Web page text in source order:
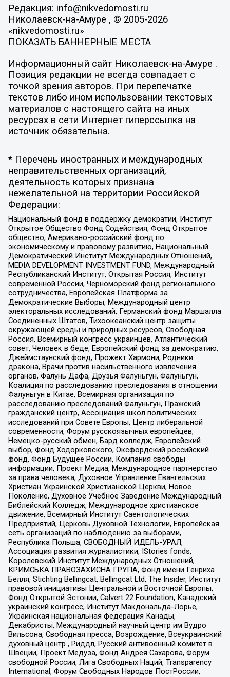
Редакция: info@nikvedomosti.ru
Николаевск-на-Амуре , © 2005-2026
«nikvedomosti.ru»
ПОКАЗАТЬ БАННЕРНЫЕ МЕСТА
Информационный сайт Николаевск-на-Амуре .
Позиция редакции не всегда совпадает с
точкой зрения авторов. При перепечатке
текстов либо ином использовании текстовых
материалов с настоящего сайта на иных
ресурсах в сети Интернет гиперссылка на
источник обязательна.
* Перечень иностранных и международных
неправительственных организаций,
деятельность которых признана
нежелательной на территории Российской
Федерации:
Национальный фонд в поддержку демократии, Институт
Открытое Общество Фонд Содействия, Фонд Открытое
общество, Американо-российский фонд по
экономическому и правовому развитию, Национальный
Демократический Институт Международных Отношений,
MEDIA DEVELOPMENT INVESTMENT FUND, Международный
Республиканский Институт, Открытая Россия, Институт
современной России, Черноморский фонд регионального
сотрудничества, Европейская Платформа за
Демократические Выборы, Международный центр
электоральных исследований, Германский фонд Маршалла
Соединенных Штатов, Тихоокеанский центр защиты
окружающей среды и природных ресурсов, Свободная
Россия, Всемирный конгресс украинцев, Атлантический
совет, Человек в беде, Европейский фонд за демократию,
Джеймстаунский фонд, Прожект Хармони, Родники
дракона, Врачи против насильственного извлечения
органов, Фалунь Дафа, Друзья Фалуньгун, Фалуньгун,
Коалиция по расследованию преследования в отношении
Фалуньгун в Китае, Всемирная организация по
расследованию преследований Фалуньгун, Пражский
гражданский центр, Ассоциация школ политических
исследований при Совете Европы, Центр либеральной
современности, Форум русскоязычных европейцев,
Немецко-русский обмен, Бард колледж, Европейский
выбор, Фонд Ходорковского, Оксфордский российский
фонд, Фонд Будущее России, Компания свободы
информации, Проект Медиа, Международное партнерство
за права человека, Духовное Управление Евангельских
Христиан Украинской Христианской Церкви, Новое
Поколение, Духовное Учебное Заведение Международный
Библейский Колледж, Международное христианское
движение, Всемирный Институт Саентологических
Предприятий, Церковь Духовной Технологии, Европейская
сеть организаций по наблюдению за выборами,
Республика Польша, СВОБОДНЫЙ ИДЕЛЬ-УРАЛ,
Ассоциация развития журналистики, IStories fonds,
Королевский Институт Международных Отношений,
КРИМСЬКА ПРАВОЗАХИСНА ГРУПА, Фонд имени Генриха
Бёлля, Stichting Bellingcat, Bellingcat Ltd, The Insider, Институт
правовой инициативы Центральной и Восточной Европы,
Фонд Открытой Эстонии, Calvert 22 Foundation, Канадский
украинский конгресс, Институт Макдональда-Лорье,
Украинская национальная федерация Канады,
Декабристы, Международный научный центр им Вудро
Вильсона, Свободная пресса, Возрождение, Всеукраинский
духовный центр , Риддл, Русский антивоенный комитет в
Швеции, Проект Медуза, Фонд Андрея Сахарова, Форум
свободной России, Лига Свободных Наций, Transparеncy
International, Форум Свободных Народов ПостРоссии,